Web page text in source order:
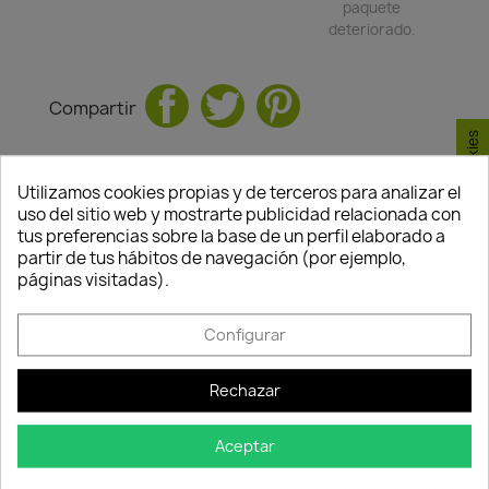
paquete
deteriorado.
Compartir
TAMBIÉN PODRÍA INTERESARLE
Sustrato Para Semillero
favorite_border
Utilizamos cookies propias y de terceros para analizar el
uso del sitio web y mostrarte publicidad relacionada con
tus preferencias sobre la base de un perfil elaborado a
partir de tus hábitos de navegación (por ejemplo,
páginas visitadas).
Configurar
Rechazar
Aceptar